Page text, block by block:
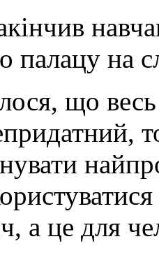
палацу на
що весь
а це для